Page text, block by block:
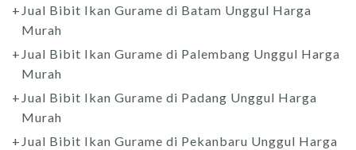
Jual Bibit Ikan Gurame di Batam Unggul Harga
Murah
Jual Bibit Ikan Gurame di Palembang Unggul Harga
Murah
Jual Bibit Ikan Gurame di Padang Unggul Harga
Murah
Jual Bibit Ikan Gurame di Pekanbaru Unggul Harga